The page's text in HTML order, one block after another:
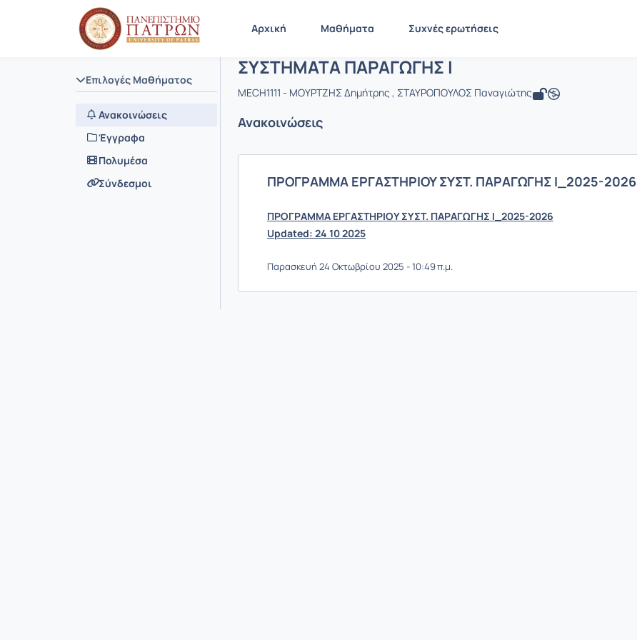
Αρχική Μαθήματα Συχνές ερωτήσεις
Επιλογές Μαθήματος
Ανακοινώσεις
Έγγραφα
Πολυμέσα
Σύνδεσμοι
Αρχική Σελίδα ΣΥΣΤΗΜΑΤΑ ΠΑΡΑΓΩΓΗΣ Ι Ανακοινώσεις
Μάθημα : ΣΥΣΤΗΜΑΤΑ ΠΑΡΑΓΩΓΗΣ Ι
Κωδικός : MECH1111
ΣΥΣΤΗΜΑΤΑ ΠΑΡΑΓΩΓΗΣ Ι
MECH1111 - ΜΟΥΡΤΖΗΣ Δημήτρης , ΣΤΑΥΡΟΠΟΥΛΟΣ Παναγιώτης
Ανακοινώσεις
ΠΡΟΓΡΑΜΜΑ ΕΡΓΑΣΤΗΡΙΟΥ ΣΥΣΤ. ΠΑΡΑΓΩΓΗΣ Ι_2025-2026
ΠΡΟΓΡΑΜΜΑ ΕΡΓΑΣΤΗΡΙΟΥ ΣΥΣΤ. ΠΑΡΑΓΩΓΗΣ Ι_2025-2026
Updated: 24 10 2025
Παρασκευή 24 Οκτωβρίου 2025 - 10:49 π.μ.